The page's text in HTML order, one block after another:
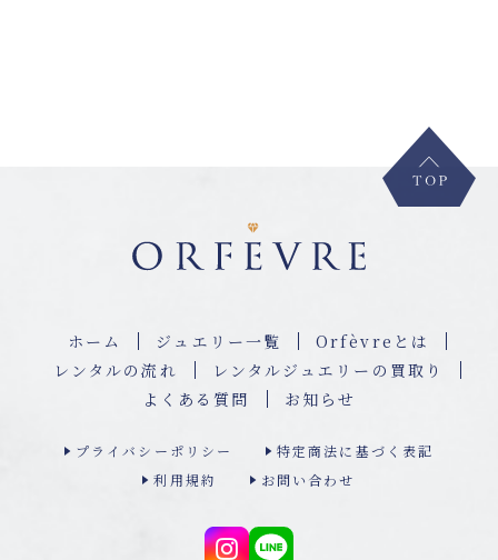
ホーム ジュエリー⼀覧
Orfèvreとは
レンタルの流れ
レンタルジュエリーの買取り
よくある質問
お知らせ
プライバシーポリシー
特定商法に基づく表記
利用規約
お問い合わせ